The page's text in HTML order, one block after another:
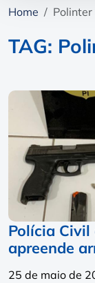
Home Polinter
TAG:
Polícia Civil
apreende
25 de maio de